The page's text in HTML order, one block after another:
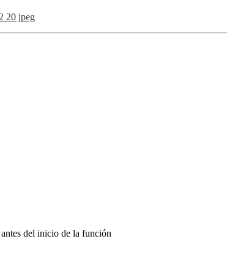
del inicio de la función